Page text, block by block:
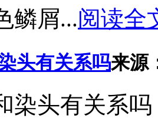
鳞屑...阅读全
头有关系吗来源
染头有关系